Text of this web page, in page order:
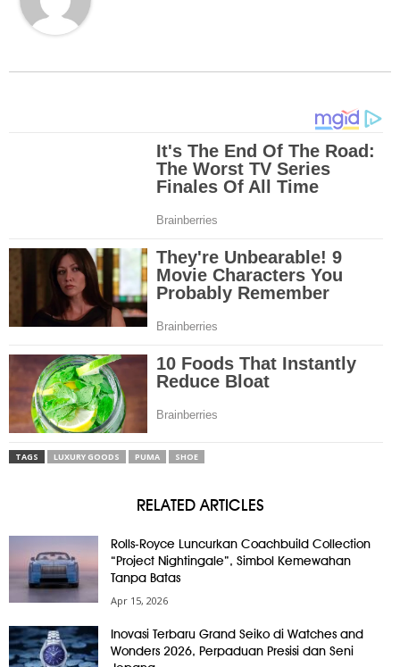
TAGS LUXURY GOODS PUMA SHOE
RELATED ARTICLES
Rolls-Royce Luncurkan Coachbuild Collection
“Project Nightingale”, Simbol Kemewahan
Tanpa Batas
Apr 15, 2026
Inovasi Terbaru Grand Seiko di Watches and
Wonders 2026, Perpaduan Presisi dan Seni